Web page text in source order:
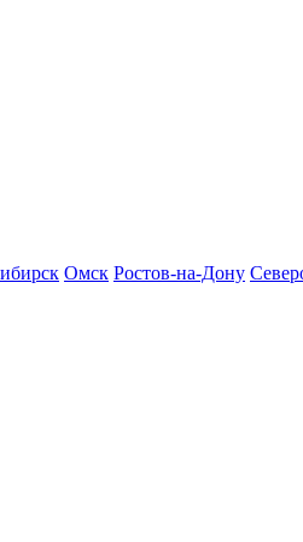
Омск Ростов-на-Дону